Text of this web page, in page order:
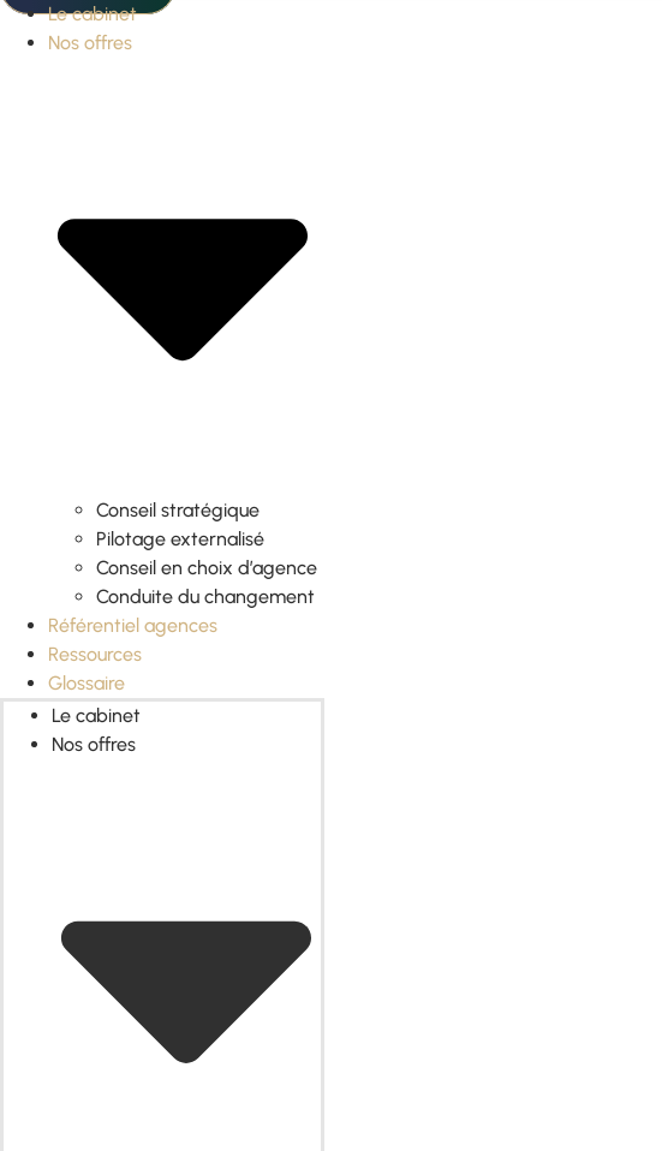
Le cabinet
Nos offres
Conseil stratégique
Pilotage externalisé
Conseil en choix d’agence
Conduite du changement
Référentiel agences
Ressources
Glossaire
Le cabinet
Nos offres